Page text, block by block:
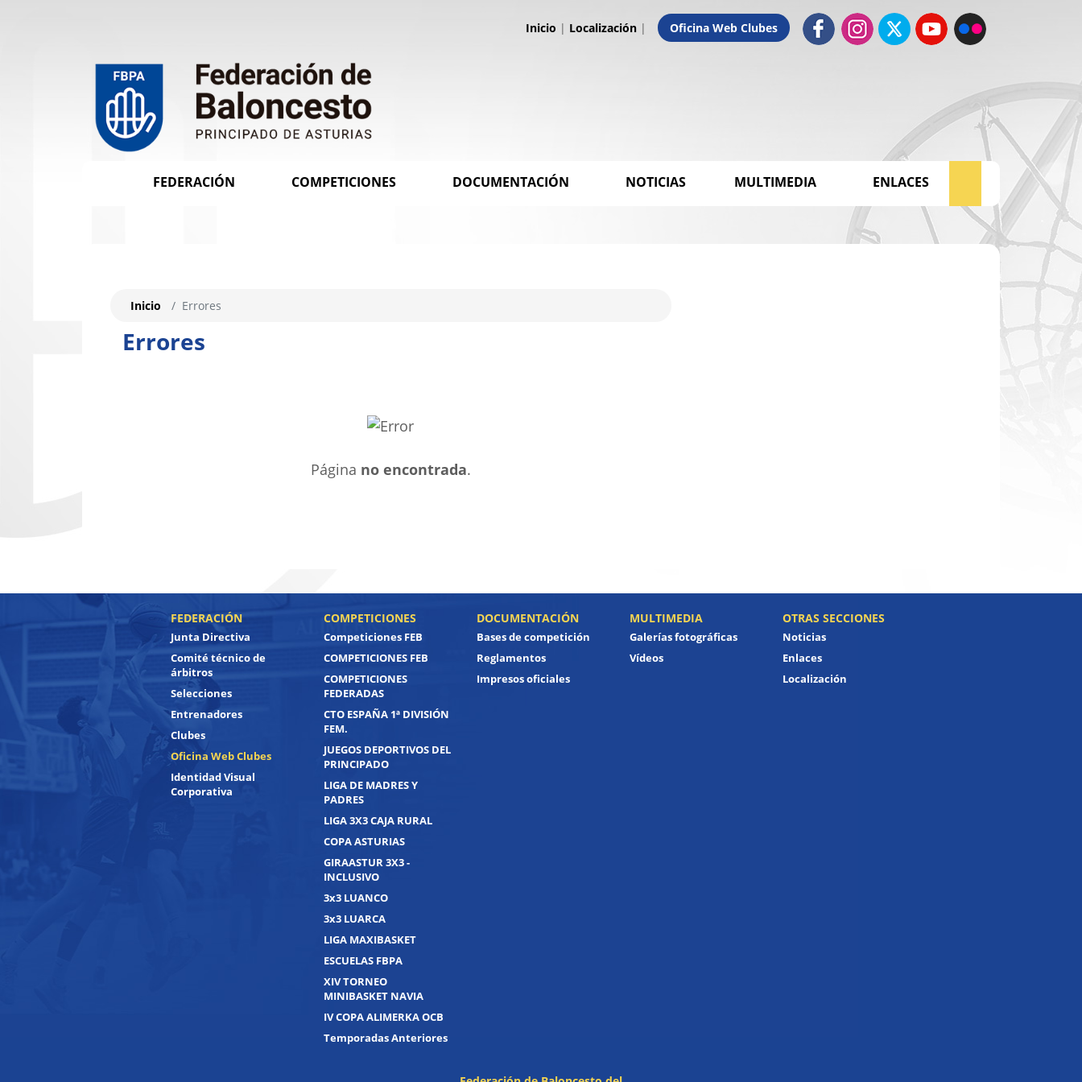
Inicio | Localización | Oficina Web Clubes
FEDERACIÓN COMPETICIONES DOCUMENTACIÓN NOTICIAS MULTIMEDIA ENLACES
Errores
Inicio Errores
Página no encontrada.
FEDERACIÓN
Junta Directiva
Comité técnico de
árbitros
Selecciones
Entrenadores
Clubes
Oficina Web Clubes
Identidad Visual
Corporativa
COMPETICIONES
Competiciones FEB
COMPETICIONES FEB
COMPETICIONES
FEDERADAS
CTO ESPAÑA 1ª DIVISIÓN
FEM.
JUEGOS DEPORTIVOS DEL
PRINCIPADO
LIGA DE MADRES Y
PADRES
LIGA 3X3 CAJA RURAL
COPA ASTURIAS
GIRAASTUR 3X3 -
INCLUSIVO
3x3 LUANCO
3x3 LUARCA
LIGA MAXIBASKET
ESCUELAS FBPA
XIV TORNEO
MINIBASKET NAVIA
IV COPA ALIMERKA OCB
Temporadas Anteriores
DOCUMENTACIÓN
Bases de competición
Reglamentos
Impresos oficiales
MULTIMEDIA
Galerías fotográficas
Vídeos
OTRAS SECCIONES
Noticias
Enlaces
Localización